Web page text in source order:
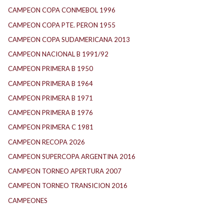
CAMPEON COPA CONMEBOL 1996
CAMPEON COPA PTE. PERON 1955
CAMPEON COPA SUDAMERICANA 2013
CAMPEON NACIONAL B 1991/92
CAMPEON PRIMERA B 1950
CAMPEON PRIMERA B 1964
CAMPEON PRIMERA B 1971
CAMPEON PRIMERA B 1976
CAMPEON PRIMERA C 1981
CAMPEON RECOPA 2026
CAMPEON SUPERCOPA ARGENTINA 2016
CAMPEON TORNEO APERTURA 2007
CAMPEON TORNEO TRANSICION 2016
CAMPEONES